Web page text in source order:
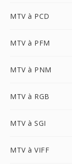
MTV à PCD
MTV à PFM
MTV à PNM
MTV à RGB
MTV à SGI
MTV à VIFF